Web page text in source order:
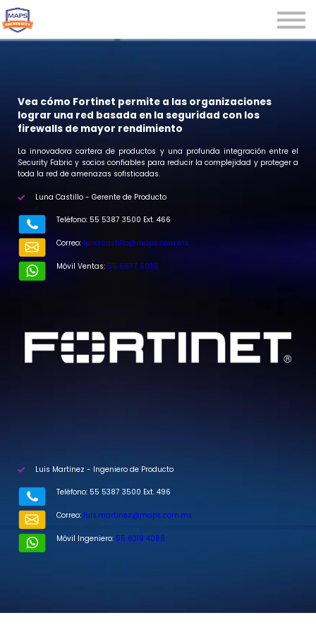
Seminarios
Iniciar sesión
Registrarse
Vea cómo Fortinet permite a las organizaciones
lograr una red basada en la seguridad con los
firewalls de mayor rendimiento
La innovadora cartera de productos y una profunda integración entre el
Security Fabric y socios confiables para reducir la complejidad y proteger a
toda la red de amenazas sofisticadas.
Luna Castillo - Gerente de Producto
Teléfono: 55 5387 3500 Ext. 466
Correo: luna.castillo@maps.com.mx
Móvil Ventas: 55 6677 6036
Luis Martínez - Ingeniero de Producto
Teléfono: 55 5387 3500 Ext. 496
Correo: luis.martinez@maps.com.mx
Móvil Ingeniero: 55 6319 4088